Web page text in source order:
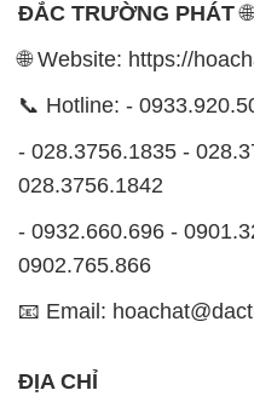
ĐẮC TRƯỜNG PHÁT🌐
🌐 Website: https://
📞 Hotline: -
- 028.3756.1835 -
028.3756.1842
- 0932.660.696 -
0902.765.866
📧 Email:
ĐỊA CHỈ